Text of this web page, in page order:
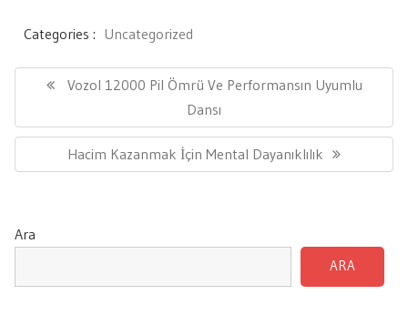
Categories : Uncategorized
gezinmesiPrevious
Vozol 12000 Pil Ömrü Ve Performansın Uyumlu
Dansı
Next
Post:
Hacim Kazanmak İçin Mental Dayanıklılık
Ara
ARA